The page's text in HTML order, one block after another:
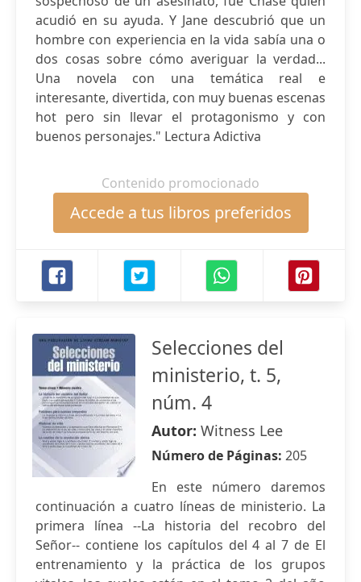
acudió en su ayuda. Y Jane descubrió que un
hombre con experiencia en la vida sabía una o
dos cosas sobre cómo averiguar la verdad...
Una novela con una temática real e
interesante, divertida, con muy buenas escenas
hot pero sin llevar el protagonismo y con
buenos personajes." Lectura Adictiva
Contenido promocionado
Accede a tus libros preferidos
Selecciones del
ministerio, t. 5,
núm. 4
Autor: Witness Lee
Número de Páginas: 205
En este número daremos
continuación a cuatro líneas de ministerio. La
primera línea --La historia del recobro del
Señor-- contiene los capítulos del 4 al 7 de El
entrenamiento y la práctica de los grupos